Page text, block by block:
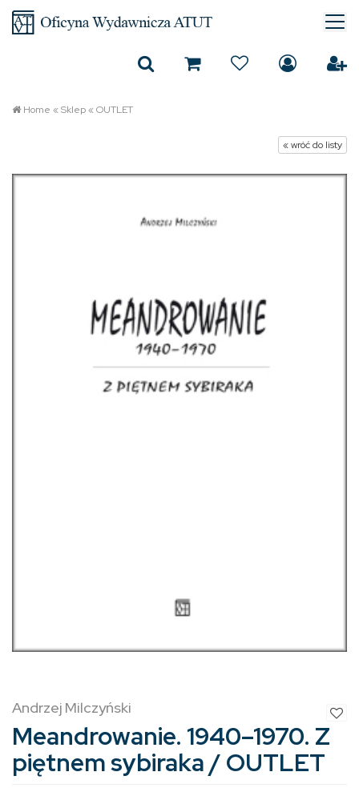
Home «Sklep«OUTLET
« wróć do listy
Andrzej Milczyński
Meandrowanie. 1940–1970. Z
piętnem sybiraka / OUTLET